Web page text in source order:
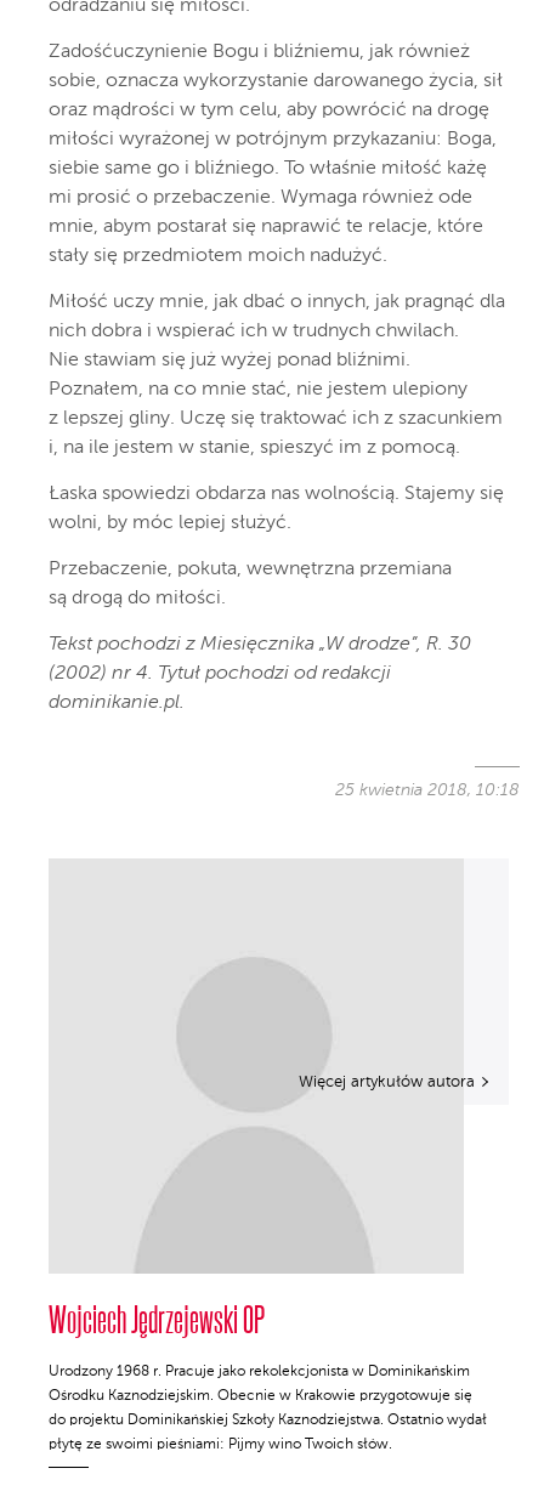
odradzaniu się miłości.
Zadośćuczynienie Bogu i bliźniemu, jak również
sobie, oznacza wykorzystanie darowanego życia, sił
oraz mądrości w tym celu, aby powrócić na drogę
miłości wyrażonej w potrójnym przykazaniu: Boga,
siebie same go i bliźniego. To właśnie miłość każę
mi prosić o przebaczenie. Wymaga również ode
mnie, abym postarał się naprawić te relacje, które
stały się przedmiotem moich nadużyć.
Miłość uczy mnie, jak dbać o innych, jak pragnąć dla
nich dobra i wspierać ich w trudnych chwilach.
Nie stawiam się już wyżej ponad bliźnimi.
Poznałem, na co mnie stać, nie jestem ulepiony
z lepszej gliny. Uczę się traktować ich z szacunkiem
i, na ile jestem w stanie, spieszyć im z pomocą.
Łaska spowiedzi obdarza nas wolnością. Stajemy się
wolni, by móc lepiej służyć.
Przebaczenie, pokuta, wewnętrzna przemiana
są drogą do miłości.
Tekst pochodzi z Miesięcznika „W drodze”, R. 30
(2002) nr 4. Tytuł pochodzi od redakcji
dominikanie.pl.
25 kwietnia 2018, 10:18
Wojciech Jędrzejewski OP
Urodzony 1968 r. Pracuje jako rekolekcjonista w Dominikańskim
Ośrodku Kaznodziejskim. Obecnie w Krakowie przygotowuje się
do projektu Dominikańskiej Szkoły Kaznodziejstwa. Ostatnio wydał
płytę ze swoimi pieśniami: Pijmy wino Twoich słów.
Więcej artykułów autora